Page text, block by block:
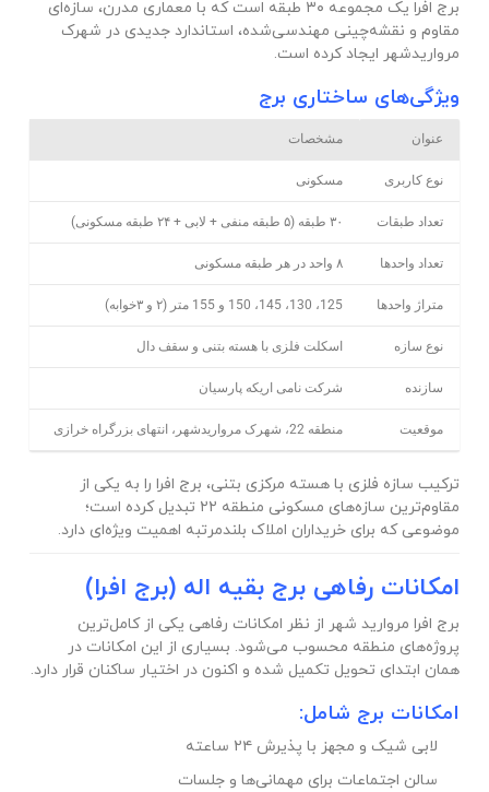
برج افرا یک مجموعه ۳۰ طبقه است که با معماری مدرن، سازه‌ای
مقاوم و نقشه‌چینی مهندسی‌شده، استاندارد جدیدی در شهرک
مرواریدشهر ایجاد کرده است.
ویژگی‌های ساختاری برج
عنوان مشخصات
نوع کاربری مسکونی
تعداد طبقات
تعداد واحدها
متراژ واحدها 125، 130، 145، 150 و 155 متر (۲ و ۳خوابه)
نوع سازه اسکلت فلزی با هسته بتنی و سقف دال
سازنده شرکت نامی اریکه پارسیان
موقعیت منطقه 22، شهرک مرواریدشهر، انتهای بزرگراه خرازی
ترکیب سازه فلزی با هسته مرکزی بتنی، برج افرا را به یکی از
مقاوم‌ترین سازه‌های مسکونی منطقه ۲۲ تبدیل کرده است؛
موضوعی که برای خریداران املاک بلندمرتبه اهمیت ویژه‌ای دارد.
امکانات رفاهی برج بقیه اله (برج افرا)
برج افرا مروارید شهر از نظر امکانات رفاهی یکی از کامل‌ترین
پروژه‌های منطقه محسوب می‌شود. بسیاری از این امکانات در
همان ابتدای تحویل تکمیل شده و اکنون در اختیار ساکنان قرار دارد.
امکانات برج شامل:
لابی شیک و مجهز با پذیرش ۲۴ ساعته
سالن اجتماعات برای مهمانی‌ها و جلسات